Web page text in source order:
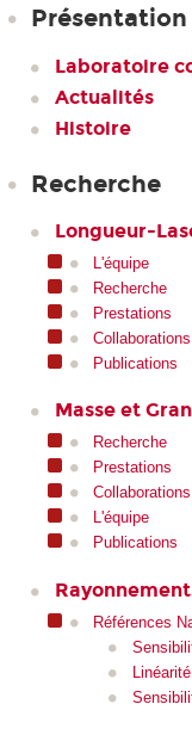
Présentation
Laboratoire
Actualités
Histoire
Recherche
Longueur-
L'équipe
Recherche
Prestations
Collaborations
Publications
Masse et
Recherche
Prestations
Collaborations
L'équipe
Publications
Références
Linéarité